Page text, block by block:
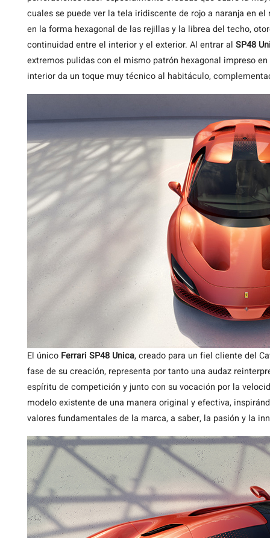
cuales se puede ver la tela iridiscente de rojo a naranja en
en la forma hexagonal de las rejillas y la librea del techo,
continuidad entre el interior y el exterior. Al entrar al SP48
extremos pulidas con el mismo patrón hexagonal impreso
interior da un toque muy técnico al habitáculo,
El único Ferrari SP48 Unica, creado para un fiel cliente del
fase de su creación, representa por tanto una audaz
espíritu de competición y junto con su vocación por la
modelo existente de una manera original y efectiva,
valores fundamentales de la marca, a saber, la pasión y la